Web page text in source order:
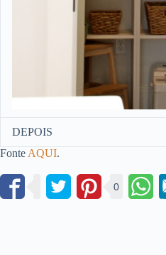
DEPOIS
Fonte AQUI.
0